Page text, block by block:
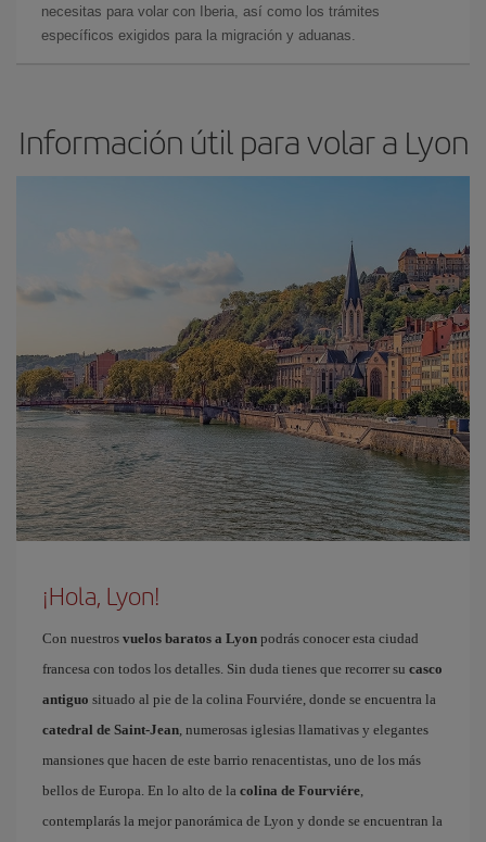
necesitas para volar con Iberia, así como los trámites
específicos exigidos para la migración y aduanas.
Información útil para volar a Lyon
¡Hola, Lyon!
Con nuestros vuelos baratos a Lyon podrás conocer esta ciudad
francesa con todos los detalles. Sin duda tienes que recorrer su casco
antiguo situado al pie de la colina Fourviére, donde se encuentra la
catedral de Saint-Jean, numerosas iglesias llamativas y elegantes
mansiones que hacen de este barrio renacentistas, uno de los más
bellos de Europa. En lo alto de la colina de Fourviére,
contemplarás la mejor panorámica de Lyon y donde se encuentran la